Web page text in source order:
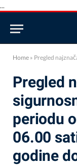
...
Home » Pregled najznačajnijih
Pregled
periodu
06.00
godine